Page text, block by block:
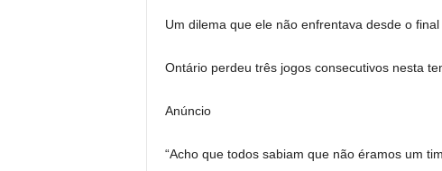
Um dilema que ele não enfrentava desde o final
Ontário perdeu três jogos consecutivos nesta
Anúncio
“Acho que todos sabiam que não éramos um